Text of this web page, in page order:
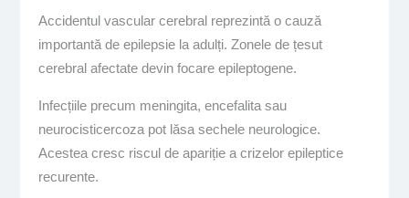
Accidentul vascular cerebral reprezintă o cauză
importantă de epilepsie la adulți. Zonele de țesut
cerebral afectate devin focare epileptogene.
Infecțiile precum meningita, encefalita sau
neurocisticercoza pot lăsa sechele neurologice.
Acestea cresc riscul de apariție a crizelor epileptice
recurente.